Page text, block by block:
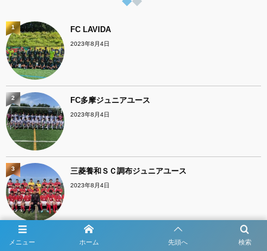
FC LAVIDA
2023年8月4日
1
FC多摩ジュニアユース
2023年8月4日
2
三菱養和ＳＣ調布ジュニアユース
2023年8月4日
3
鹿島アントラーズジュニアユース
4
メニュー 検索
ホーム 先頭へ